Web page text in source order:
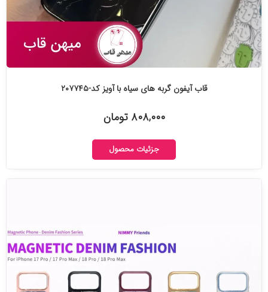
قاب آیفون گربه های سیاه با آویز کد-۲۰۷۷۴۵
۸۰۸,۰۰۰ تومان
جزئیات محصول